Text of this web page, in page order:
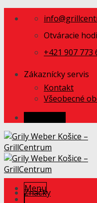
Otváracie
+421 907 773
Zákaznícky servis
Kontakt
Všeobecné
Menu
Značky